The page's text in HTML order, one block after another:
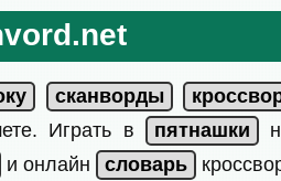
Играть в
и онлайн